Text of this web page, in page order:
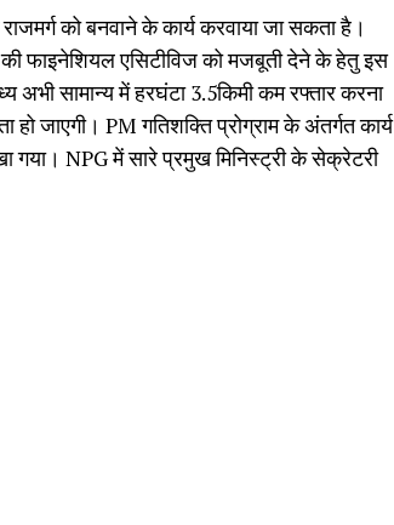
को बनवाने के कार्य करवाया जा सकता है।
फाइनेशियल एसिटीविज को मजबूती देने के हेतु इस
सामान्य में हरघंटा 3.5किमी कम रफ्तार करना
हो जाएगी। PM गतिशक्ति प्रोग्राम के अंतर्गत कार्य
गया। NPG में सारे प्रमुख मिनिस्ट्री के सेक्रेटरी